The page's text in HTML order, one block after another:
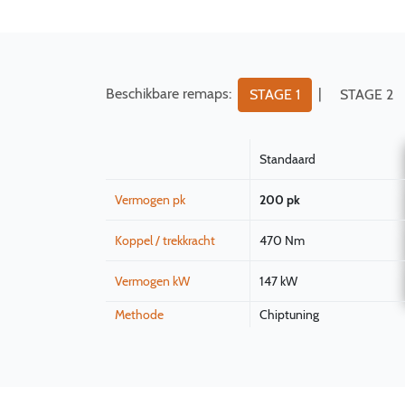
Beschikbare remaps: STAGE 1 | STAGE 2
Standaard
Vermogen pk 200 pk
Koppel / trekkracht 470 Nm
Vermogen kW 147 kW
Methode Chiptuning